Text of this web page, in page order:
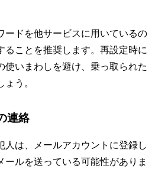
ードを他サービスに用いているの
ることを推奨します。再設定時に
使いまわしを避け、乗っ取られた
う。
連絡
人は、メールアカウントに登録し
ールを送っている可能性がありま